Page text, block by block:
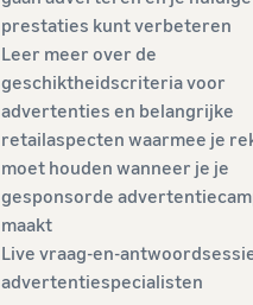
prestaties kunt verbeteren
Leer meer over de
geschiktheidscriteria voor
advertenties en belangrijke
retailaspecten waarmee je
moet houden wanneer je je
gesponsorde
maakt
Live vraag-en-
advertentiespecialisten